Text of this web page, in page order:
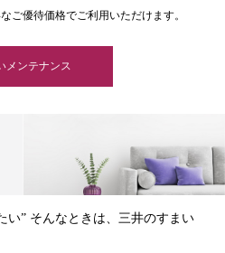
ご優待価格でご利用いただけます。
メンテナンス
い” そんなときは、三井のすまい